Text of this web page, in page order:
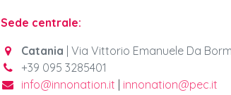
Sede centrale:
Catania | Via Vittorio Emanuele Da
+39 095 3285401
info@innonation.it
innonation@pec.it